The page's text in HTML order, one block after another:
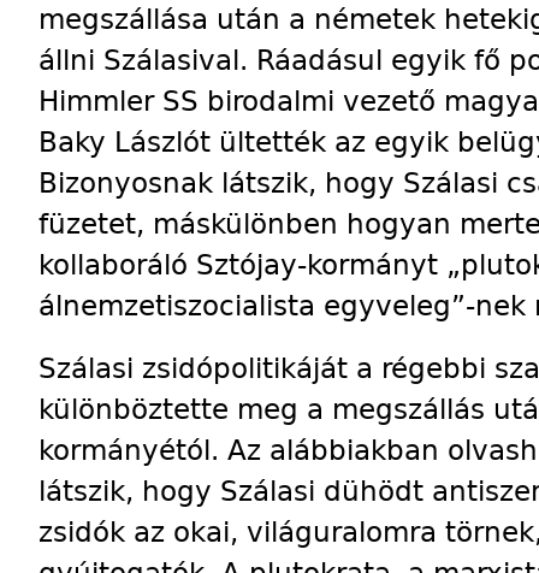
megszállása után a németek
állni Szálasival. Ráadásul egyik fő
Himmler SS birodalmi vezető
Baky Lászlót ültették az egyik
Bizonyosnak látszik, hogy Szálasi
füzetet, máskülönben hogyan
kollaboráló Sztójay-kormányt
álnemzetiszocialista egyveleg”-
Szálasi zsidópolitikáját a régebbi
különböztette meg a megszállás
kormányétól. Az alábbiakban
látszik, hogy Szálasi dühödt
zsidók az okai, világuralomra